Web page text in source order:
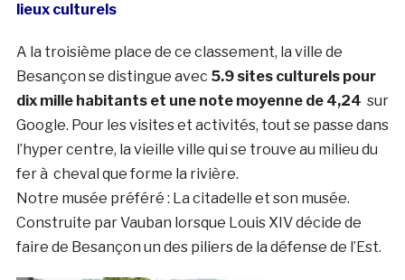
lieux culturels
A la troisième place de ce classement, la ville de
Besançon se distingue avec 5.9 sites culturels pour
dix mille habitants et une note moyenne de 4,24 sur
Google. Pour les visites et activités, tout se passe dans
l’hyper centre, la vieille ville qui se trouve au milieu du
fer à cheval que forme la rivière.
Notre musée préféré : La citadelle et son musée.
Construite par Vauban lorsque Louis XIV décide de
faire de Besançon un des piliers de la défense de l’Est.